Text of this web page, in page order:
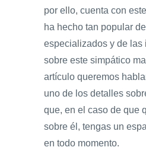
por ello, cuenta con
ha hecho tan popular
especializados y de las
sobre este simpático
artículo queremos
uno de los detalles
que, en el caso de que
sobre él, tengas un
en todo momento.